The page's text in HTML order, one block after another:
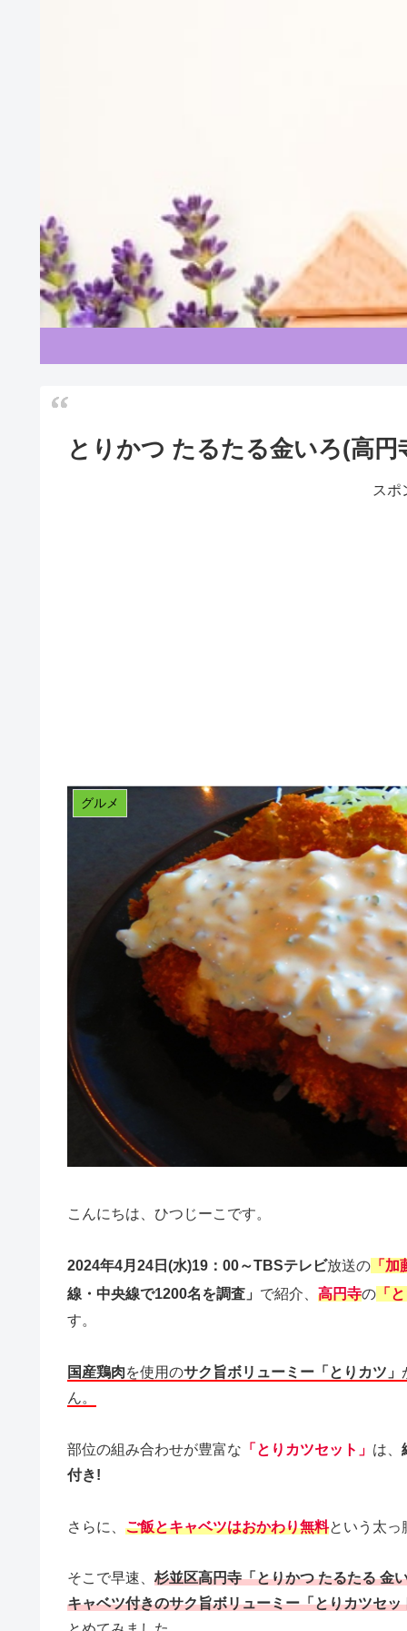
とりかつ たるたる金いろ(高
スポ
グルメ
こんにちは、ひつじーこです。
2024年4月24日(水)19：00～TBSテレビ放送の 「 加
線・中央線で1200名を調査」 で紹介、 高円寺の 「
す。
国産鶏肉を使用のサク旨ボリューミー「とりカツ」
ん。
部位の組み合わせが豊富な 「とりカツセット」 は、
付き!
さらに、 ご飯とキャベツはおかわり無料という太っ
そこで早速、 杉並区高円寺「とりかつ たるたる 金
キャベツ付きのサク旨ボリューミー「とりカツセッ